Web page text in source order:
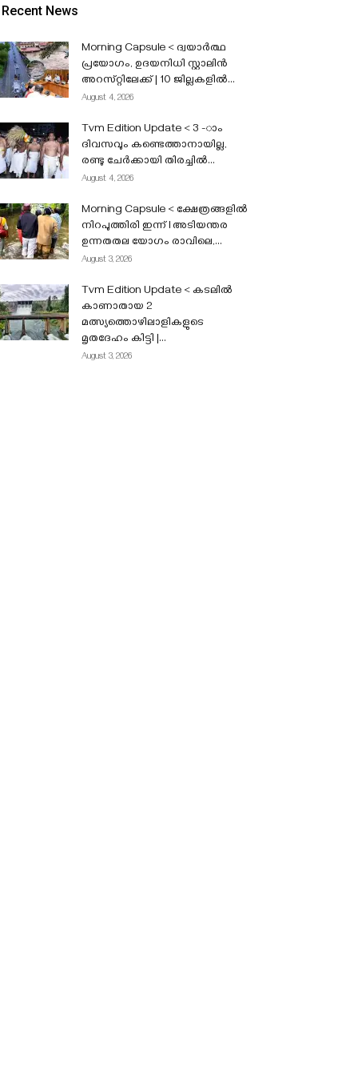
Recent News
Morning Capsule < ദ്വയാർത്ഥ
പ്രയോഗം, ഉദയനിധി സ്റ്റാലിൻ
അറസ്‌റ്റിലേക്ക് | 10 ജില്ലകളിൽ...
August 4, 2026
Tvm Edition Update < 3 -ാം
ദിവസവും കണ്ടെത്താനായില്ല,
രണ്ടു ചേർക്കായി തിരച്ചിൽ...
August 4, 2026
Morning Capsule < ക്ഷേത്രങ്ങളിൽ
നിറപുത്തിരി ഇന്ന് l അടിയന്തര
ഉന്നതതല യോഗം രാവിലെ,...
August 3, 2026
Tvm Edition Update < കടലിൽ
കാണാതായ 2
മത്സ്യത്തൊഴിലാളികളുടെ
മൃതദേഹം കിട്ടി |...
August 3, 2026